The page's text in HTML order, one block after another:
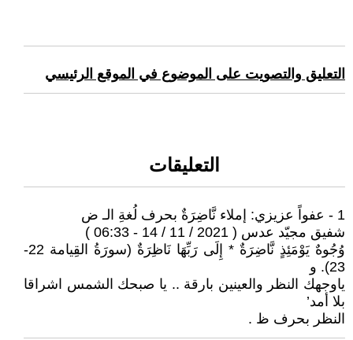
التعليق والتصويت على الموضوع في الموقع الرئيسي
التعليقات
1 - عفواً عزيزي: إملاء نَّاضِرَةٌ بحرف لُغةِ الـ ض
شفيق مجيّد عدس ( 2021 / 11 / 14 - 06:33 )
وُجُوهٌ يَوْمَئِذٍ نَّاضِرَةٌ * إِلَى رَبِّهَا نَاظِرَةٌ (سورَةُ القِيامة 22-
23). و
ياوجهك النظر والعينين بارقة .. يا صبحك الشمس اشراقا
بلا أمد’
النظر بحرف ظ .